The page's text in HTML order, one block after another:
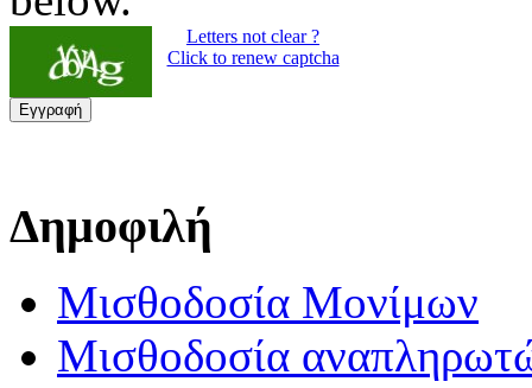
Letters not clear ?
Click to renew captcha
Εγγραφή
Δημοφιλή
Μισθοδοσία Μονίμων
Μισθοδοσία